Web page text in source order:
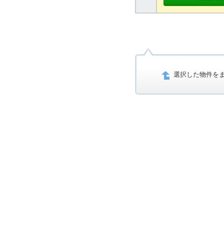
選択した物件を